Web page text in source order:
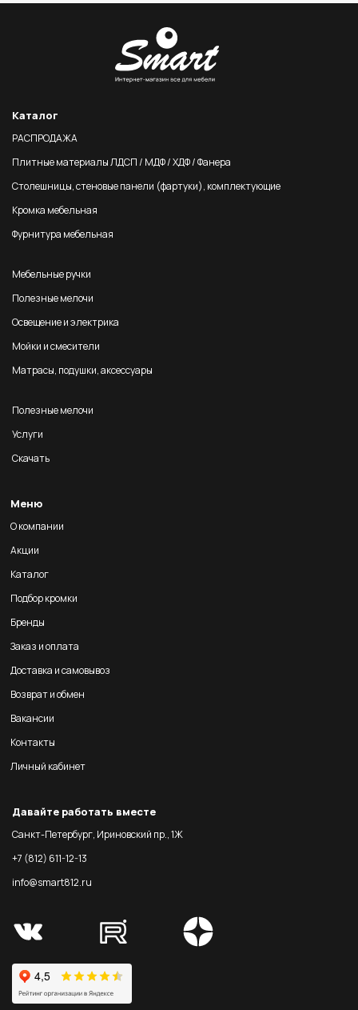
Каталог
РАСПРОДАЖА
Плитные материалы ЛДСП / МДФ / ХДФ / Фанера
Столешницы, стеновые панели (фартуки), комплектующие
Кромка мебельная
Фурнитура мебельная
Мебельные ручки
Полезные мелочи
Освещение и электрика
Мойки и смесители
Матрасы, подушки, аксессуары
Полезные мелочи
Услуги
Скачать
Меню
О компании
Акции
Каталог
Подбор кромки
Бренды
Заказ и оплата
Доставка и самовывоз
Возврат и обмен
Вакансии
Контакты
Личный кабинет
Давайте работать вместе
Санкт-Петербург, Ириновский пр., 1Ж
+7 (812) 611-12-13
info@smart812.ru